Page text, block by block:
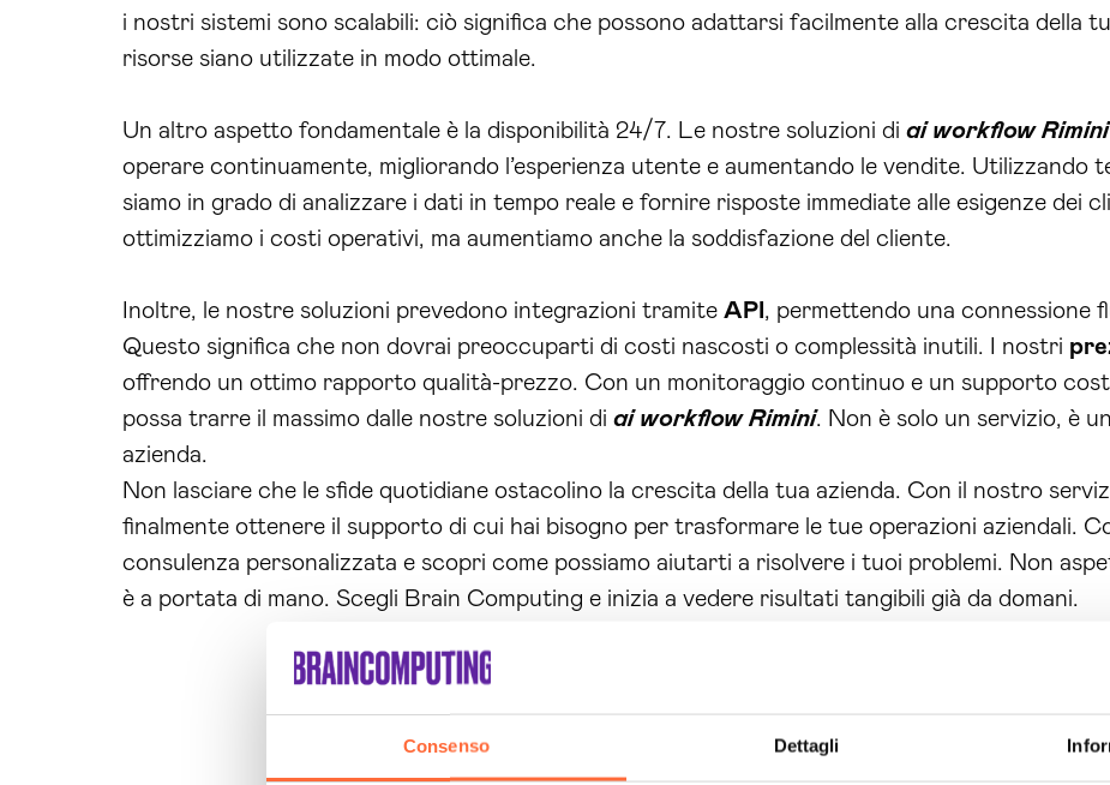
Consenso Dettagli
i nostri sistemi sono scalabili: ciò significa che possono adattarsi facilmente alla crescita della
risorse siano utilizzate in modo ottimale.
Un altro aspetto fondamentale è la disponibilità 24/7. Le nostre soluzioni di ai workflow Rimini
operare continuamente, migliorando l’esperienza utente e aumentando le vendite. Utilizzando
siamo in grado di analizzare i dati in tempo reale e fornire risposte immediate alle esigenze dei
ottimizziamo i costi operativi, ma aumentiamo anche la soddisfazione del cliente.
Inoltre, le nostre soluzioni prevedono integrazioni tramite API , permettendo una connessione
Questo significa che non dovrai preoccuparti di costi nascosti o complessità inutili. I nostri
offrendo un ottimo rapporto qualità-prezzo. Con un monitoraggio continuo e un supporto
possa trarre il massimo dalle nostre soluzioni di ai workflow Rimini. Non è solo un servizio, è
azienda.
Non lasciare che le sfide quotidiane ostacolino la crescita della tua azienda. Con il nostro
finalmente ottenere il supporto di cui hai bisogno per trasformare le tue operazioni aziendali.
consulenza personalizzata e scopri come possiamo aiutarti a risolvere i tuoi problemi. Non
è a portata di mano. Scegli Brain Computing e inizia a vedere risultati tangibili già da domani.